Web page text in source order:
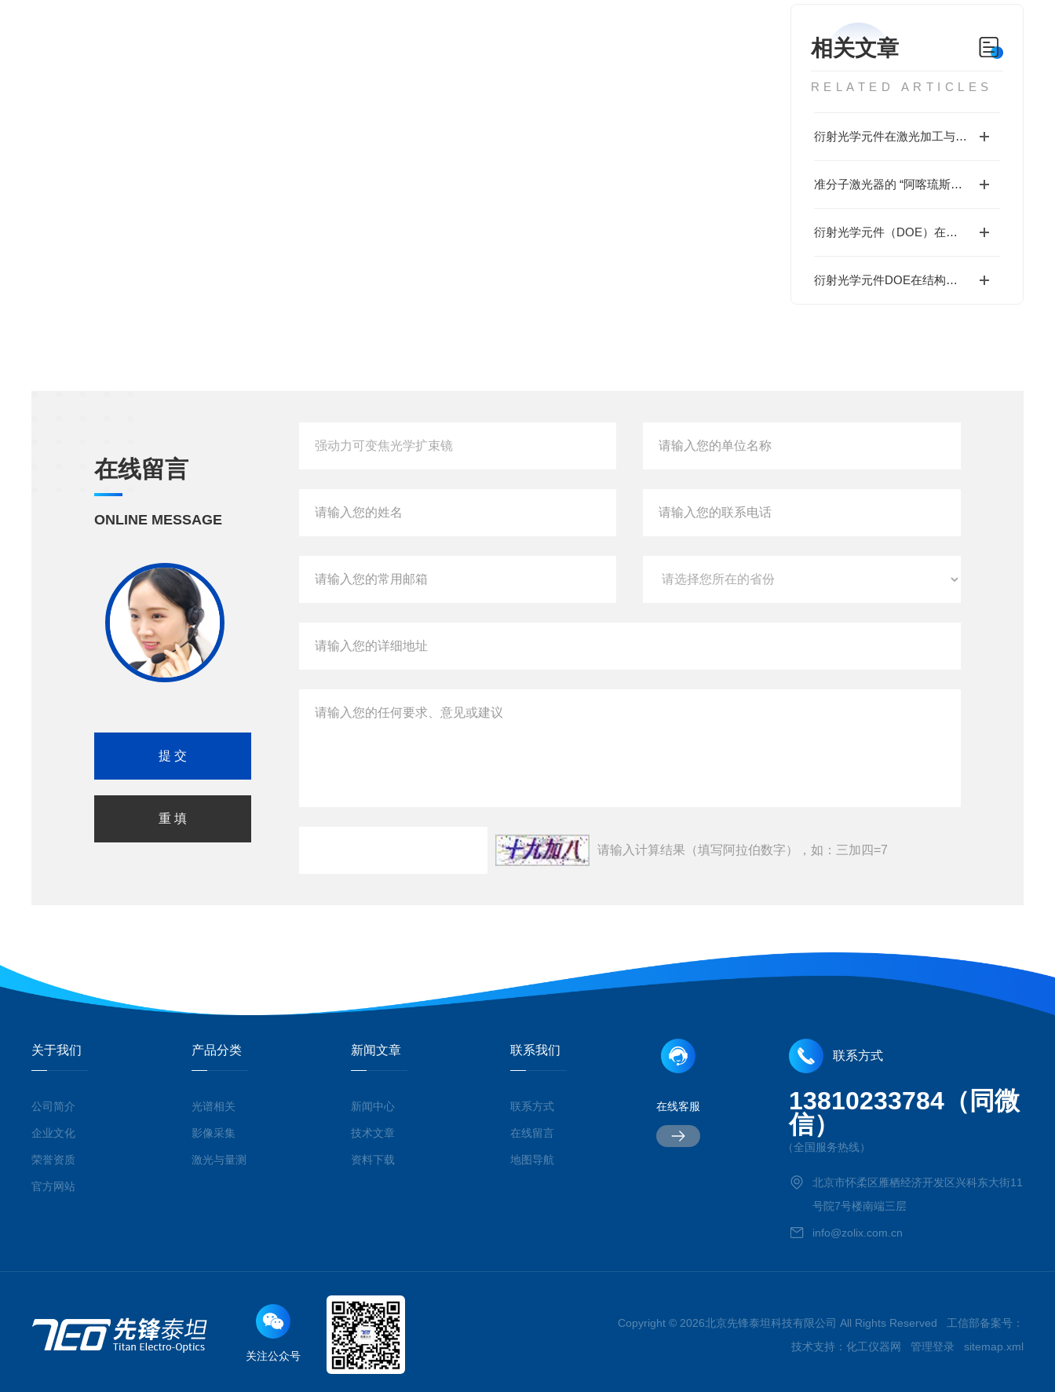
相关文章
RELATED ARTICLES
衍射光学元件在激光加工与材料处理方向上的应用
准分子激光器的 “阿喀琉斯之踵“：193nm 光学元件损伤瓶颈如何破解？
衍射光学元件（DOE）在科学研究方向的应用
衍射光学元件DOE在结构光照明方向的应用
在线留言
ONLINE MESSAGE
请输入计算结果（填写阿拉伯数字），如：三加四=7
关于我们
公司简介
企业文化
荣誉资质
官方网站
产品分类
光谱相关
影像采集
激光与量测
新闻文章
新闻中心
技术文章
资料下载
联系我们
联系方式
在线留言
地图导航
在线客服
联系方式
13810233784（同微
信）
（全国服务热线）
北京市怀柔区雁栖经济开发区兴科东大街11
号院7号楼南端三层
info@zolix.com.cn
关注公众号
Copyright © 2026北京先锋泰坦科技有限公司 All Rights Reserved 工信部备案号：
技术支持： 化工仪器网 管理登录 sitemap.xml